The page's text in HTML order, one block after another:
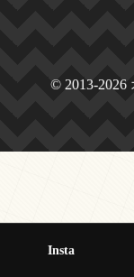
© 2013-2026
Insta